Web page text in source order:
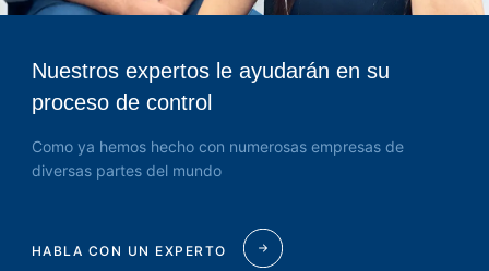
Nuestros expertos le ayudarán en su
proceso de control
Como ya hemos hecho con numerosas empresas de
diversas partes del mundo
HABLA CON UN EXPERTO